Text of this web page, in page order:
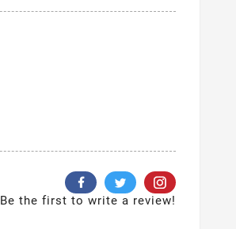
Be the first to write a review!